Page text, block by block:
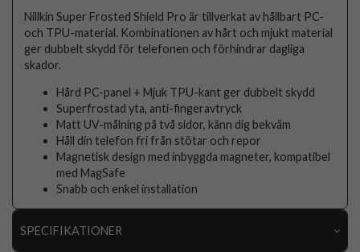
Nillkin Super Frosted Shield Pro är tillverkat av hållbart PC-
och TPU-material. Kombinationen av hårt och mjukt material
ger dubbelt skydd för telefonen och förhindrar dagliga
skador.
Hård PC-panel + Mjuk TPU-kant ger dubbelt skydd
Superfrostad yta, anti-fingeravtryck
Matt UV-målning på två sidor, känn dig bekväm
Håll din telefon fri från stötar och repor
Magnetisk design med inbyggda magneter, kompatibel
med MagSafe
Snabb och enkel installation
SPECIFIKATIONER